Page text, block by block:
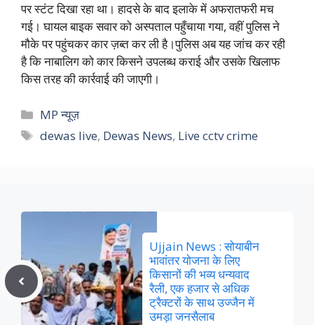
पर स्टंट दिखा रहा था। हादसे के बाद इलाके में अफरातफरी मच
गई। घायल बाइक सवार को अस्पताल पहुँचाया गया, वहीं पुलिस ने
मौके पर पहुंचकर कार ज़ब्त कर ली है।पुलिस अब यह जांच कर रही
है कि नाबालिग को कार किसने उपलब्ध कराई और उसके खिलाफ
किस तरह की कार्रवाई की जाएगी।
Categories
MP न्यूज़
Tags
dewas live, Dewas News, Live cctv crime
Ujjain News : सोयाबीन
भावांतर योजना के लिए
किसानों की भव्य धन्यवाद
रैली, एक हजार से अधिक
ट्रैक्टरों के साथ उज्जैन में
उमड़ा जनसैलाब